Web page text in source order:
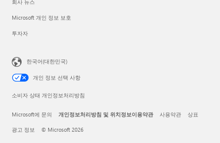
회사 뉴스
Microsoft 개인 정보 보호
투자자
한국어(대한민국)
개인 정보 선택 사항
소비자 상태 개인정보처리방침
Microsoft에 문의 개인정보처리방침 및 위치정보이용약관 사용약관 상표
광고 정보 © Microsoft 2026